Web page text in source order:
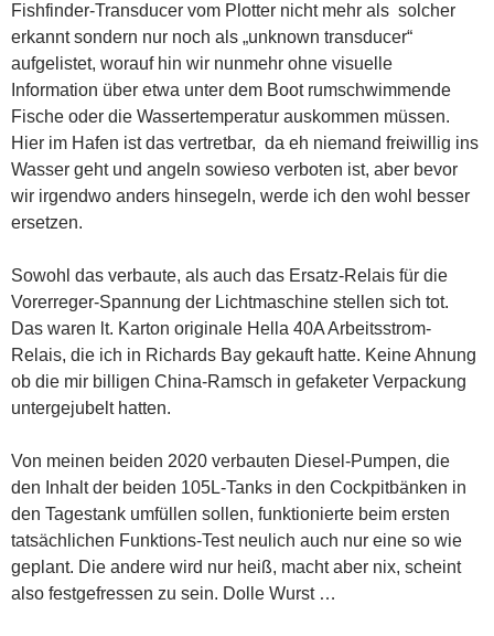
Fishfinder-Transducer vom Plotter nicht mehr als solcher
erkannt sondern nur noch als „unknown transducer“
aufgelistet, worauf hin wir nunmehr ohne visuelle
Information über etwa unter dem Boot rumschwimmende
Fische oder die Wassertemperatur auskommen müssen.
Hier im Hafen ist das vertretbar, da eh niemand freiwillig ins
Wasser geht und angeln sowieso verboten ist, aber bevor
wir irgendwo anders hinsegeln, werde ich den wohl besser
ersetzen.
Sowohl das verbaute, als auch das Ersatz-Relais für die
Vorerreger-Spannung der Lichtmaschine stellen sich tot.
Das waren lt. Karton originale Hella 40A Arbeitsstrom-
Relais, die ich in Richards Bay gekauft hatte. Keine Ahnung
ob die mir billigen China-Ramsch in gefaketer Verpackung
untergejubelt hatten.
Von meinen beiden 2020 verbauten Diesel-Pumpen, die
den Inhalt der beiden 105L-Tanks in den Cockpitbänken in
den Tagestank umfüllen sollen, funktionierte beim ersten
tatsächlichen Funktions-Test neulich auch nur eine so wie
geplant. Die andere wird nur heiß, macht aber nix, scheint
also festgefressen zu sein. Dolle Wurst …